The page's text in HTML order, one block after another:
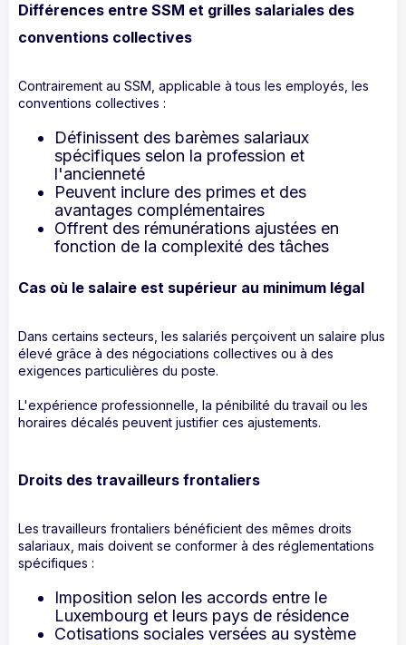
Différences entre SSM et grilles salariales des
conventions collectives
Contrairement au SSM, applicable à tous les employés, les
conventions collectives :
Définissent des barèmes salariaux
spécifiques selon la profession et
l'ancienneté
Peuvent inclure des primes et des
avantages complémentaires
Offrent des rémunérations ajustées en
fonction de la complexité des tâches
Cas où le salaire est supérieur au minimum légal
Dans certains secteurs, les salariés perçoivent un salaire plus
élevé grâce à des négociations collectives ou à des
exigences particulières du poste.
L'expérience professionnelle, la pénibilité du travail ou les
horaires décalés peuvent justifier ces ajustements.
Droits des travailleurs frontaliers
Les travailleurs frontaliers bénéficient des mêmes droits
salariaux, mais doivent se conformer à des réglementations
spécifiques :
Imposition selon les accords entre le
Luxembourg et leurs pays de résidence
Cotisations sociales versées au système